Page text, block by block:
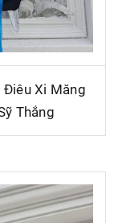
Điêu Xi Măng
Thắng